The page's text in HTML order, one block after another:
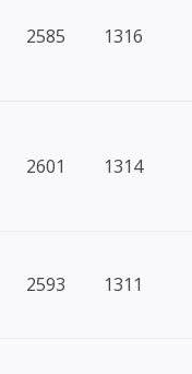
2585 1316
2601 1314
2593 1311